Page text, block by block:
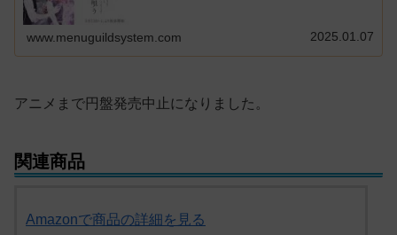
www.menuguildsystem.com 2025.01.07
アニメまで円盤発売中止になりました。
関連商品
Amazonで商品の詳細を見る